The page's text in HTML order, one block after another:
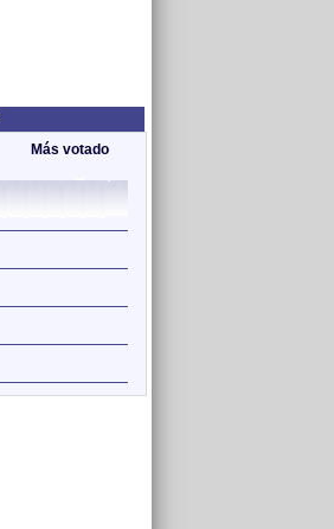
Más votado